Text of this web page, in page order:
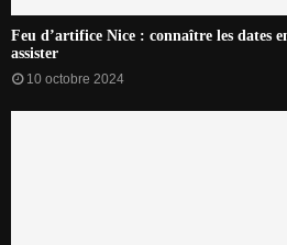
Feu d’artifice Nice : connaître les dates
assister
10 octobre 2024